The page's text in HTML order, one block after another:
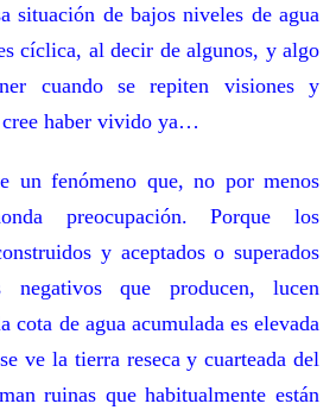
situación de bajos niveles de agua
cíclica, al decir de algunos, y algo
cuando se repiten visiones y
cree haber vivido ya…
un fenómeno que, no por menos
preocupación. Porque los
y aceptados o superados
negativos que producen, lucen
cota de agua acumulada es elevada
ve la tierra reseca y cuarteada del
ruinas que habitualmente están